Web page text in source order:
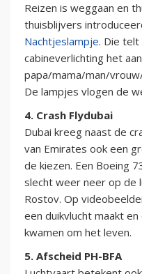
Reizen is weggaan en
thuisblijvers
Nachtjeslampje. Die telt
cabineverlichting het
papa/mama/man/
De lampjes vlogen de
4. Crash Flydubai
Dubai kreeg naast de
van Emirates ook een
de kiezen. Een Boeing
slecht weer neer op de
Rostov. Op
een duikvlucht maakt
kwamen om het leven.
5. Afscheid PH-BFA